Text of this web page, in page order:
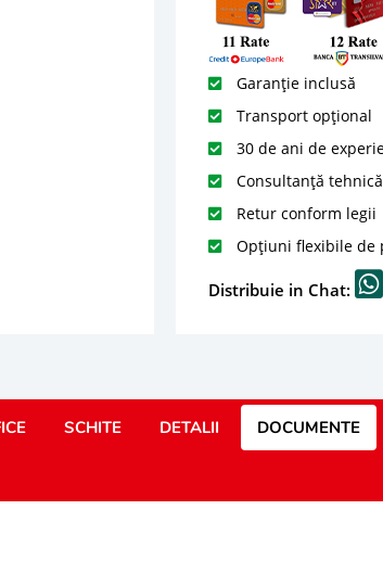
Garanție inclusă
Transport opțional
30 de ani de
Consultanță tehnică
Retur conform legii
Opțiuni flexibile de
Distribuie in Chat:
SCHITE DETALII DOCUMENTE